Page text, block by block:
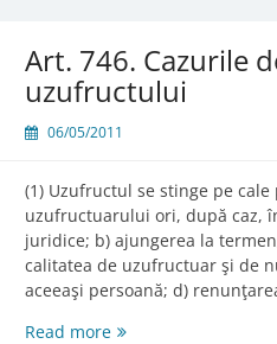
Art. 746. Cazurile
uzufructului
06/05/2011
(1) Uzufructul se stinge pe
uzufructuarului ori, după caz,
juridice; b) ajungerea la
calitatea de uzufructuar şi de
aceeaşi persoană; d)
Read moreArt.